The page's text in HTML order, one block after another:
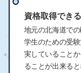
資格取得できる
地元の北海道で
学生のための受
実していること
ることが出来る